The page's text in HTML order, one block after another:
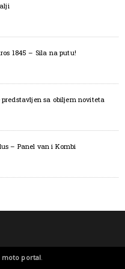
1845 – Sila na putu!
sa obiljem noviteta
– Panel van i Kombi
moto portal.